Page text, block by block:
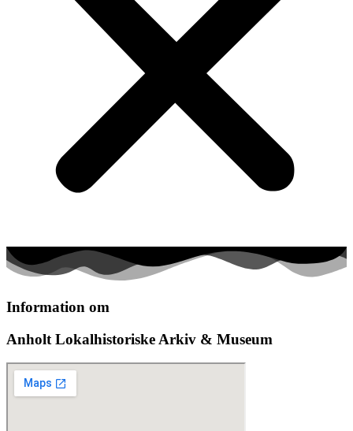
Information om
Anholt Lokalhistoriske Arkiv & Museum